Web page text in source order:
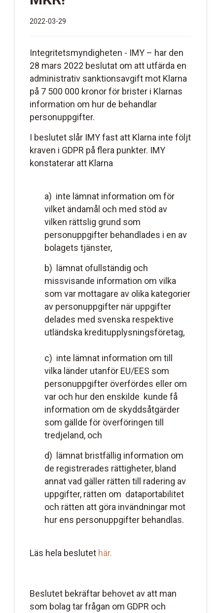
2022-03-29
Integritetsmyndigheten - IMY – har den
28 mars 2022 beslutat om att utfärda en
administrativ sanktionsavgift mot Klarna
på 7 500 000 kronor för brister i Klarnas
information om hur de behandlar
personuppgifter.
I beslutet slår IMY fast att Klarna inte följt
kraven i GDPR på flera punkter. IMY
konstaterar att Klarna
a) inte lämnat information om för
vilket ändamål och med stöd av
vilken rättslig grund som
personuppgifter behandlades i en av
bolagets tjänster,
b) lämnat ofullständig och
missvisande information om vilka
som var mottagare av olika kategorier
av personuppgifter när uppgifter
delades med svenska respektive
utländska kreditupplysningsföretag,
c) inte lämnat information om till
vilka länder utanför EU/EES som
personuppgifter överfördes eller om
var och hur den enskilde kunde få
information om de skyddsåtgärder
som gällde för överföringen till
tredjeland, och
d) lämnat bristfällig information om
de registrerades rättigheter, bland
annat vad gäller rätten till radering av
uppgifter, rätten om dataportabilitet
och rätten att göra invändningar mot
hur ens personuppgifter behandlas.
Läs hela beslutet här.
Beslutet bekräftar behovet av att man
som bolag tar frågan om GDPR och